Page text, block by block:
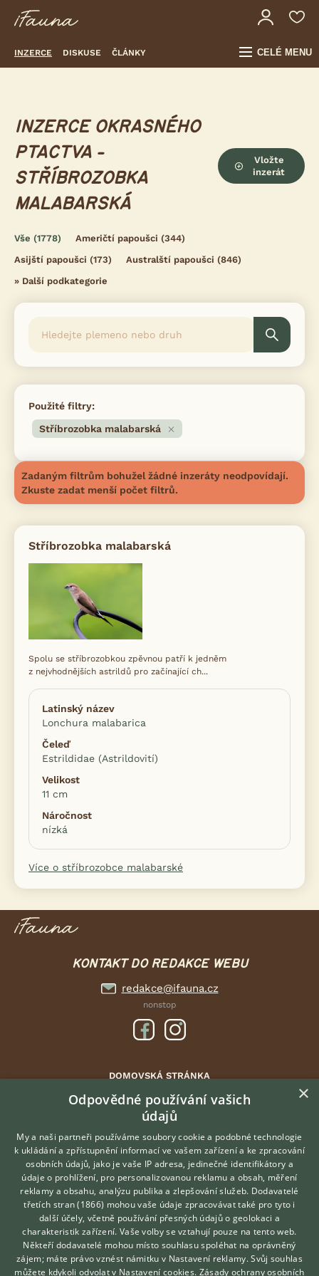
INZERCE DISKUSE ČLÁNKY CELÉ MENU
INZERCE OKRASNÉHO
PTACTVA -
STŘÍBROZOBKA
MALABARSKÁ
Vložte
inzerát
Vše (1778) Američtí papoušci (344)
Asijští papoušci (173) Australští papoušci (846)
» Další podkategorie
Použité filtry:
Stříbrozobka malabarská
Zadaným filtrům bohužel žádné inzeráty neodpovídají.
Zkuste zadat menší počet filtrů.
Stříbrozobka malabarská
Spolu se stříbrozobkou zpěvnou patří k jedněm
z nejvhodnějších astrildů pro začínající ch...
Latinský název
Lonchura malabarica
Čeleď
Estrildidae (Astrildovití)
Velikost
11 cm
Náročnost
nízká
Více o stříbrozobce malabarské
KONTAKT DO REDAKCE WEBU
redakce@ifauna.cz
nonstop
DOMOVSKÁ STRÁNKA
INZERCE
DISKUSE
ATLAS
O nás
Kontakt
Možnosti zvýraznění inzerátů
Podmínky užití
Zpracování osobních údajů
Hledáte zvířecího kamaráda?
Zdarma vám poradí
VETERINÁŘ ONLINE
KONZULTOVAT S
VETERINÁŘEM
×
Odpovědné používání vašich
údajů
My a naši partneři používáme soubory cookie a podobné technologie
k ukládání a zpřístupnění informací ve vašem zařízení a ke zpracování
osobních údajů, jako je vaše IP adresa, jedinečné identifikátory a
údaje o prohlížení, pro personalizovanou reklamu a obsah, měření
reklamy a obsahu, analýzu publika a zlepšování služeb. Dodavatelé
třetích stran (1866) mohou vaše údaje zpracovávat také pro tyto i
další účely, včetně používání přesných údajů o geolokaci a
charakteristik zařízení. Vaše volby se vztahují pouze na tento web.
Někteří dodavatelé mohou místo souhlasu spoléhat na oprávněný
zájem; máte právo vznést námitku v Nastavení reklamy. Svůj souhlas
můžete kdykoli odvolat v Nastavení cookies. Zásady ochrany osobních